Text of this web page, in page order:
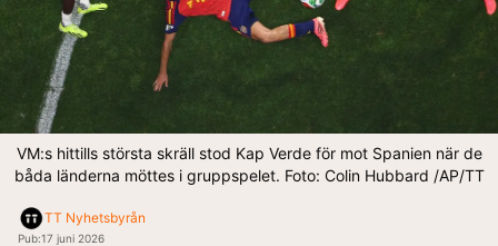
VM:s hittills största skräll stod Kap Verde för mot Spanien när de
båda länderna möttes i gruppspelet. Foto: Colin Hubbard /AP/TT
TT Nyhetsbyrån
Pub:17 juni 2026